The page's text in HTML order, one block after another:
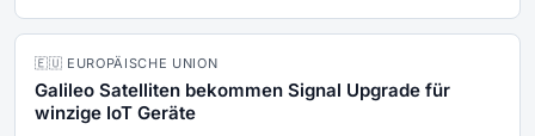
🇪🇺 EUROPÄISCHE UNION
Galileo Satelliten bekommen Signal Upgrade für
winzige IoT Geräte